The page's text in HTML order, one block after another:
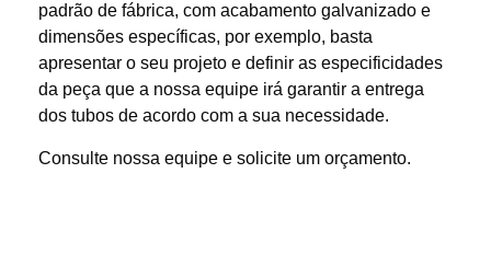
padrão de fábrica, com acabamento galvanizado e
dimensões específicas, por exemplo, basta
apresentar o seu projeto e definir as especificidades
da peça que a nossa equipe irá garantir a entrega
dos tubos de acordo com a sua necessidade.
Consulte nossa equipe e solicite um orçamento.